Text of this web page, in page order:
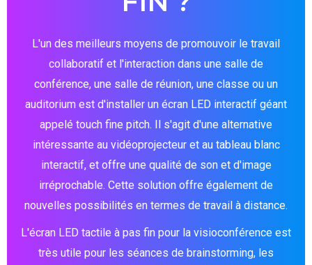
L'un des meilleurs moyens de promouvoir le travail
collaboratif et l'interaction dans une salle de
conférence, une salle de réunion, une classe ou un
auditorium est d'installer un écran LED interactif géant
appelé touch fine pitch. Il s'agit d'une alternative
intéressante au vidéoprojecteur et au tableau blanc
interactif, et offre une qualité de son et d'image
irréprochable. Cette solution offre également de
nouvelles possibilités en termes de travail à distance.
L'écran LED tactile à pas fin pour la visioconférence est
très utile pour les séances de brainstorming, les